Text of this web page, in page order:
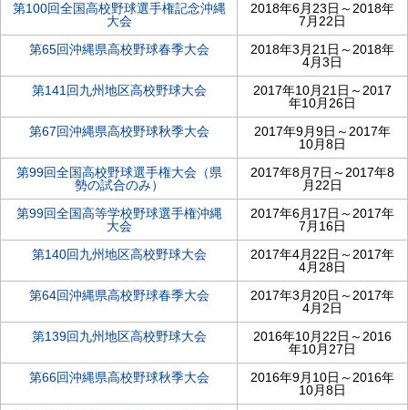
第100回全国高校野球選手権記念沖縄
大会
2018年6月23日～2018年
7月22日
第65回沖縄県高校野球春季大会
2018年3月21日～2018年
4月3日
第141回九州地区高校野球大会
2017年10月21日～2017
年10月26日
第67回沖縄県高校野球秋季大会
2017年9月9日～2017年
10月8日
第99回全国高校野球選手権大会（県
勢の試合のみ）
2017年8月7日～2017年8
月22日
第99回全国高等学校野球選手権沖縄
大会
2017年6月17日～2017年
7月16日
第140回九州地区高校野球大会
2017年4月22日～2017年
4月28日
第64回沖縄県高校野球春季大会
2017年3月20日～2017年
4月2日
第139回九州地区高校野球大会
2016年10月22日～2016
年10月27日
第66回沖縄県高校野球秋季大会
2016年9月10日～2016年
10月8日